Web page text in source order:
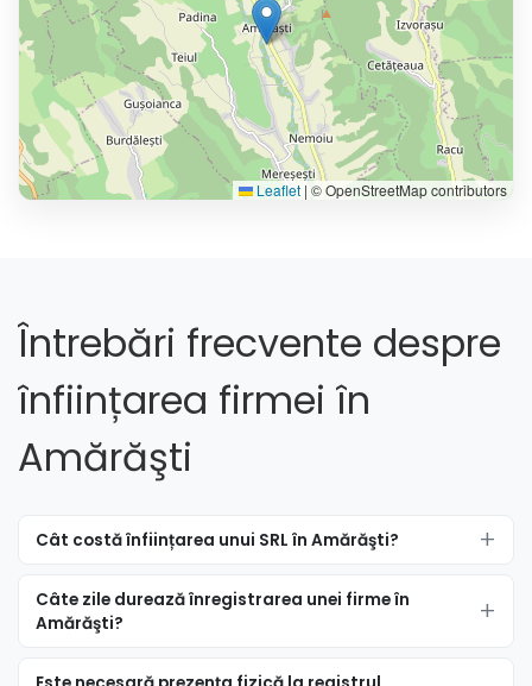
Leaflet | © OpenStreetMap contributors
Întrebări frecvente despre
înființarea firmei în
Amărăşti
Cât costă înființarea unui SRL în Amărăşti?
Câte zile durează înregistrarea unei firme în
Amărăşti?